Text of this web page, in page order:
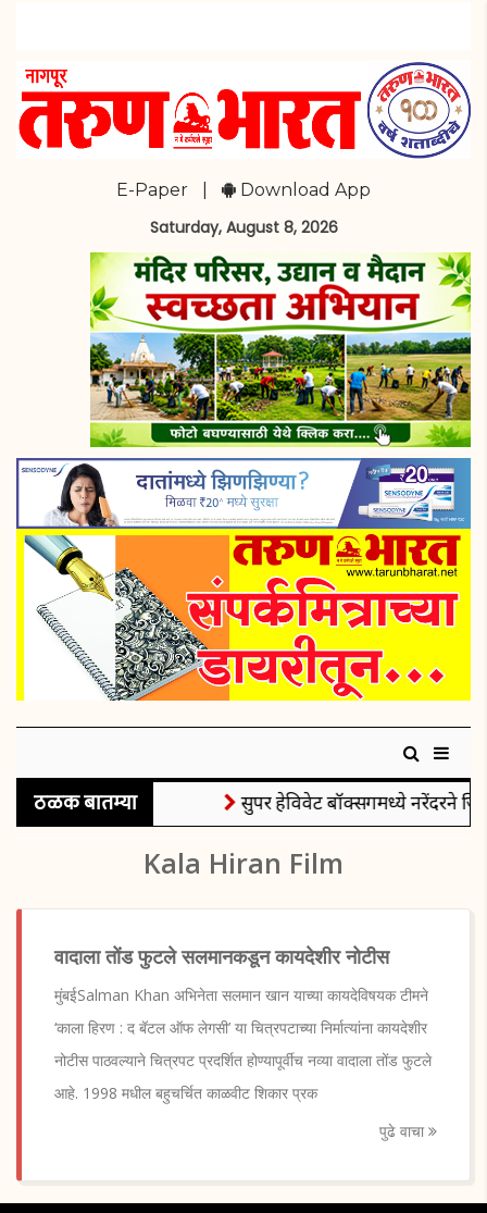
E-Paper Download App
Saturday, August 8, 2026
ठळक बातम्या सुपर हेविवेट बॉक्सिंगमध्ये नरेंदरने
Kala Hiran Film
वादाला तोंड फुटले सलमानकडून कायदेशीर नोटीस
मुंबईSalman Khan अभिनेता सलमान खान याच्या कायदेविषयक टीमने
‘काला हिरण : द बॅटल ऑफ लेगसी’ या चित्रपटाच्या निर्मात्यांना कायदेशीर
नोटीस पाठवल्याने चित्रपट प्रदर्शित होण्यापूर्वीच नव्या वादाला तोंड फुटले
आहे. 1998 मधील बहुचर्चित काळवीट शिकार प्रक
पुढे वाचा